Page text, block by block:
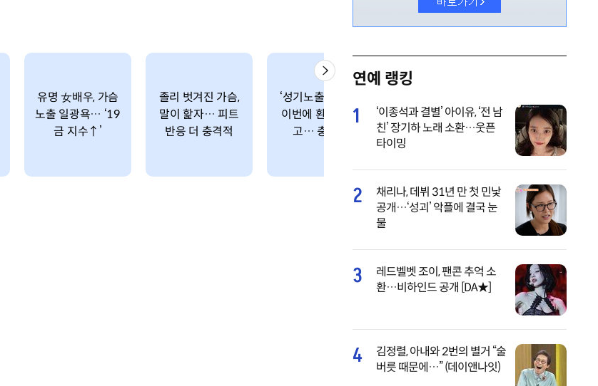
유명 女배우, 가슴
노출 일광욕… ‘19
금 지수↑’
졸리 벗겨진 가슴,
말이 핥자… 피트
반응 더 충격적
‘성기노출’ 톱배우
이번에 환각제 먹
고… 충격적
행위+강간 조장’
파장 확산
연예 랭킹
1
‘이종석과 결별’ 아이유, ‘전 남
친’ 장기하 노래 소환…웃픈
타이밍
2
채리나, 데뷔 31년 만 첫 민낯
공개…‘성괴’ 악플에 결국 눈
물
3
레드벨벳 조이, 팬콘 추억 소
환…비하인드 공개 [DA★]
4
김정렬, 아내와 2번의 별거 “술
버릇 때문에…” (데이앤나잇)